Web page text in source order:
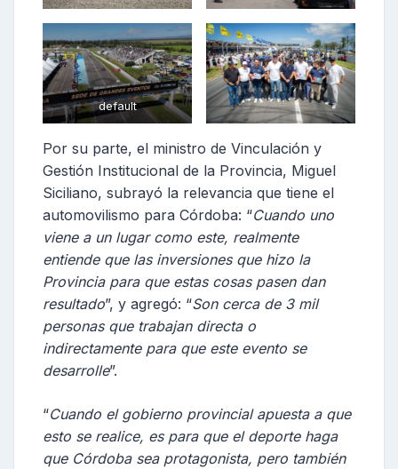
default
Por su parte, el ministro de Vinculación y
Gestión Institucional de la Provincia, Miguel
Siciliano, subrayó la relevancia que tiene el
automovilismo para Córdoba: “Cuando uno
viene a un lugar como este, realmente
entiende que las inversiones que hizo la
Provincia para que estas cosas pasen dan
resultado”, y agregó: “Son cerca de 3 mil
personas que trabajan directa o
indirectamente para que este evento se
desarrolle”.
“Cuando el gobierno provincial apuesta a que
esto se realice, es para que el deporte haga
que Córdoba sea protagonista, pero también